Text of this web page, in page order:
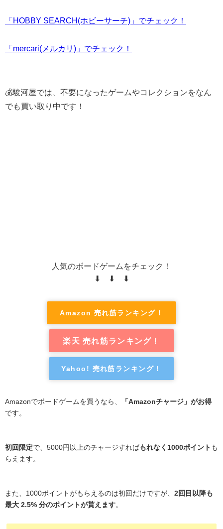
「HOBBY SEARCH(ホビーサーチ)」でチェック！
「mercari(メルカリ)」でチェック！
💰駿河屋では、不要になったゲームやコレクションをなん
でも買い取り中です！
人気のボードゲームをチェック！
⬇ ⬇ ⬇
Amazon 売れ筋ランキング！
楽天 売れ筋ランキング！
Yahoo! 売れ筋ランキング！
Amazonでボードゲームを買うなら、
「Amazonチャージ」がお得
です。
初回限定で、5000円以上のチャージすればもれなく1000ポイント も
らえます。
また、1000ポイントがもらえるのは初回だけですが、 2回目以降も
最大 2.5% 分のポイントが貰えます。